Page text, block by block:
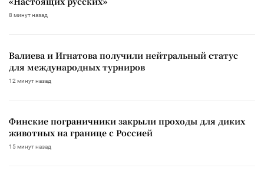
8 минут назад
Валиева и Игнатова получили нейтральный статус
для международных турниров
12 минут назад
Финские пограничники закрыли проходы для диких
животных на границе с Россией
15 минут назад